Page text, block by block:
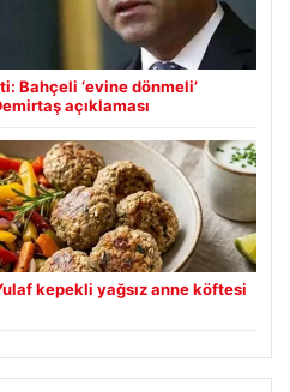
Bahçeli ‘evine dönmeli’
açıklaması
kepekli yağsız anne köftesi